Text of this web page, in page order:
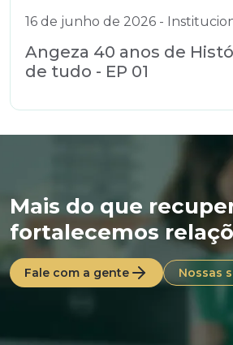
16 de junho de 2026 -
Angeza 40 anos de
de tudo - EP 01
Mais do que
fortalecemos
Fale com a gente Nossas